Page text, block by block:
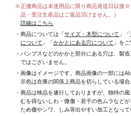
※正価商品は未使用品に限り商品発送日以後
品・受注生産品はご返品頂けません。）
詳細はこちら
・商品については「サイズ・木型について 」「
について 」「かかとにある穴について 」を
・パンプスなどのかかと部分にある穴は、製
ではございません。
・画像はイメージです。商品画像の一部には
示色は在庫の関係上商品を切らしている場合
・商品は検品を遂行しておりますが、独特
むを得ないしわ・微傷・若干の色ムラなど
ため傷やシワ、しみ等出やすい加工となって